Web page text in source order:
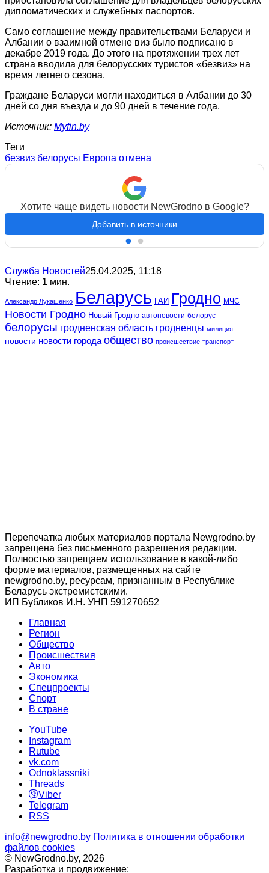
дипломатических и служебных паспортов.
Само соглашение между правительствами Беларуси и
Албании о взаимной отмене виз было подписано в
декабре 2019 года. До этого на протяжении трех лет
страна вводила для белорусских туристов «безвиз» на
время летнего сезона.
Граждане Беларуси могли находиться в Албании до 30
дней со дня въезда и до 90 дней в течение года.
Источник: Myfin.by
Теги
безвиз белорусы Европа отмена
Хотите чаще видеть новости NewGrodno в Google?
Добавить в источники
Служба Новостей25.04.2025, 11:18
Чтение: 1 мин.
Александр Лукашенко Беларусь ГАИ Гродно МЧС
Новости Гродно Новый Гродно автоновости белорус
белорусы гродненская область гродненцы милиция
новости новости города общество происшествие транспорт
Перепечатка любых материалов портала Newgrodno.by
запрещена без письменного разрешения редакции.
Полностью запрещаем использование в какой-либо
форме материалов, размещенных на сайте
newgrodno.by, ресурсам, признанным в Республике
Беларусь экстремистскими.
ИП Бубликов И.Н. УНП 591270652
Главная
Регион
Общество
Происшествия
Авто
Экономика
Спецпроекты
Cпорт
В стране
YouTube
Instagram
Rutube
vk.com
Odnoklassniki
Threads
Viber
Telegram
RSS
info@newgrodno.by Политика в отношении обработки
файлов cookies
© NewGrodno.by, 2026
Разработка и продвижение: